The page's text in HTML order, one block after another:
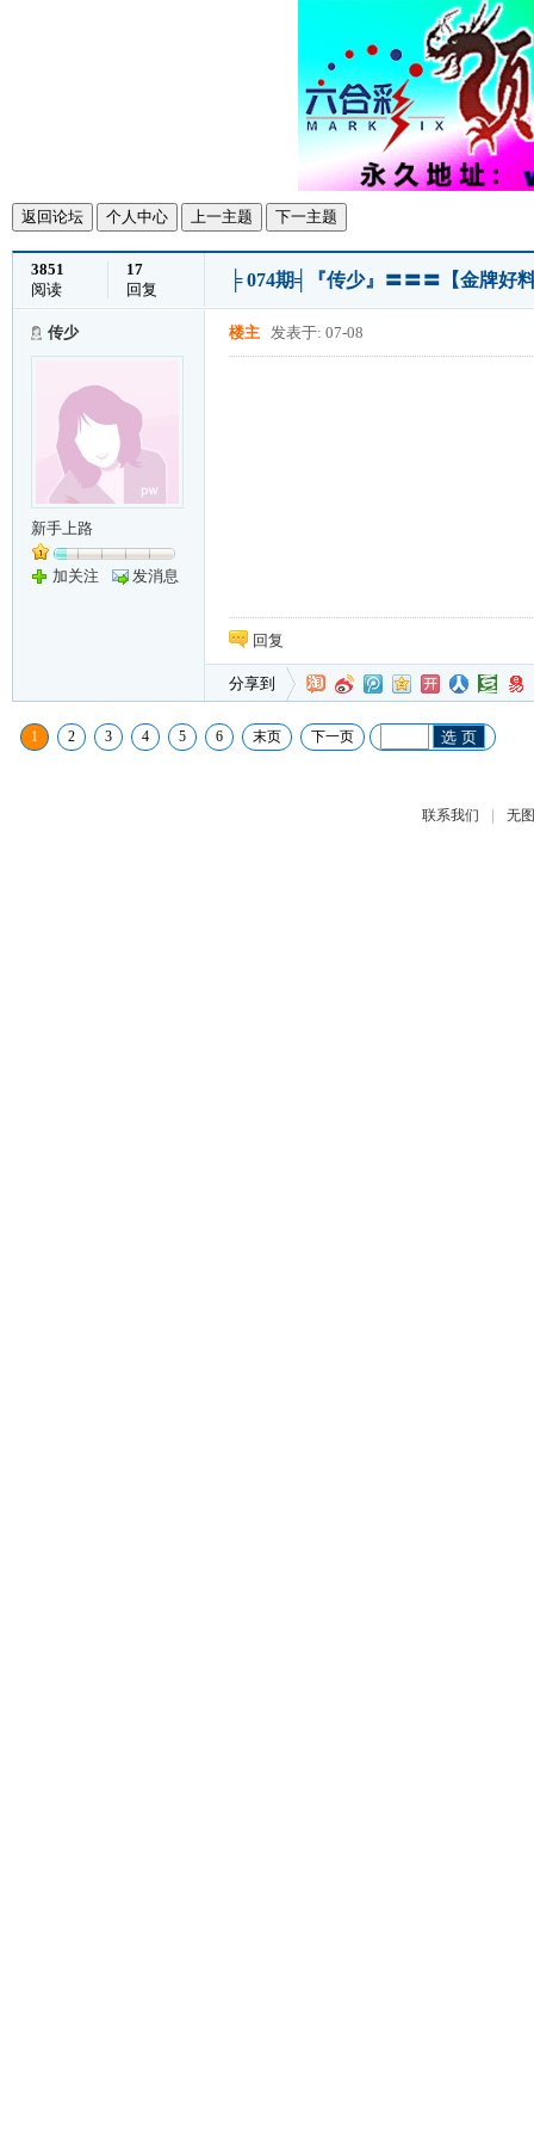
返回论坛 个人中心 上一主题 下一主题
3851
阅读
17
回复
╞ 074期╡『传少』〓〓〓【金牌好
传少
新手上路
加关注 发消息
楼主 发表于: 07-08
回复
分享到
1 2 3 4 5 6 末页 下一页 选 页
联系我们 | 无